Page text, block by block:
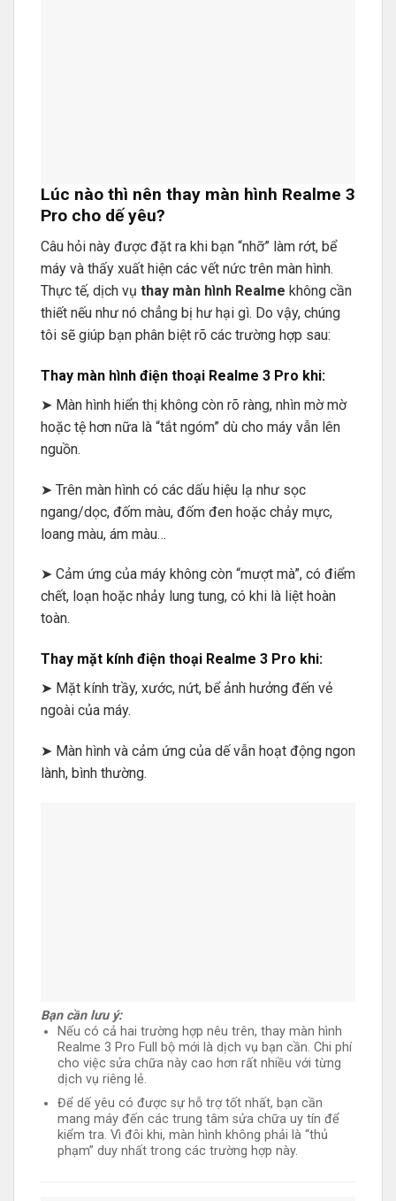
Lúc nào thì nên thay màn hình Realme 3
Pro cho dế yêu?
Câu hỏi này được đặt ra khi bạn “nhỡ” làm rớt, bể
máy và thấy xuất hiện các vết nức trên màn hình.
Thực tế, dịch vụ thay màn hình Realme không cần
thiết nếu như nó chẳng bị hư hại gì. Do vậy, chúng
tôi sẽ giúp bạn phân biệt rõ các trường hợp sau:
Thay màn hình điện thoại Realme 3 Pro khi:
➤ Màn hình hiển thị không còn rõ ràng, nhìn mờ mờ
hoặc tệ hơn nữa là “tắt ngóm” dù cho máy vẫn lên
nguồn.
➤ Trên màn hình có các dấu hiệu lạ như sọc
ngang/dọc, đốm màu, đốm đen hoặc chảy mực,
loang màu, ám màu…
➤ Cảm ứng của máy không còn “mượt mà”, có điểm
chết, loạn hoặc nhảy lung tung, có khi là liệt hoàn
toàn.
Thay mặt kính điện thoại Realme 3 Pro khi:
➤ Mặt kính trầy, xước, nứt, bể ảnh hưởng đến vẻ
ngoài của máy.
➤ Màn hình và cảm ứng của dế vẫn hoạt động ngon
lành, bình thường.
Bạn cần lưu ý:
Nếu có cả hai trường hợp nêu trên, thay màn hình
Realme 3 Pro Full bộ mới là dịch vụ bạn cần. Chi phí
cho việc sửa chữa này cao hơn rất nhiều với từng
dịch vụ riêng lẻ.
Để dế yêu có được sự hỗ trợ tốt nhất, bạn cần
mang máy đến các trung tâm sửa chữa uy tín để
kiểm tra. Vì đôi khi, màn hình không phải là “thủ
phạm” duy nhất trong các trường hợp này.